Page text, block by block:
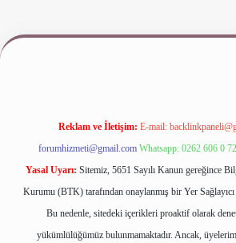
girişwww.betexper.xyz/
Reklam ve İletişim: E-mail:
forumhizmeti@gmail.com Whatsapp: 0262 606 0
Yasal Uyarı: Sitemiz, 5651 Sayılı Kanun gereğince
Kurumu (BTK) tarafından onaylanmış bir Yer
Bu nedenle, sitedeki içerikleri proaktif olarak
yükümlülüğümüz bulunmamaktadır. Ancak,